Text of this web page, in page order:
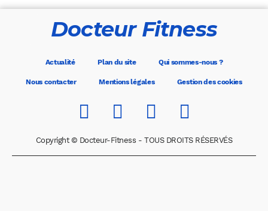
Docteur Fitness
Actualité Plan du site Qui sommes-nous ?
Nous contacter Mentions légales Gestion des cookies
Copyright © Docteur-Fitness - TOUS DROITS RÉSERVÉS